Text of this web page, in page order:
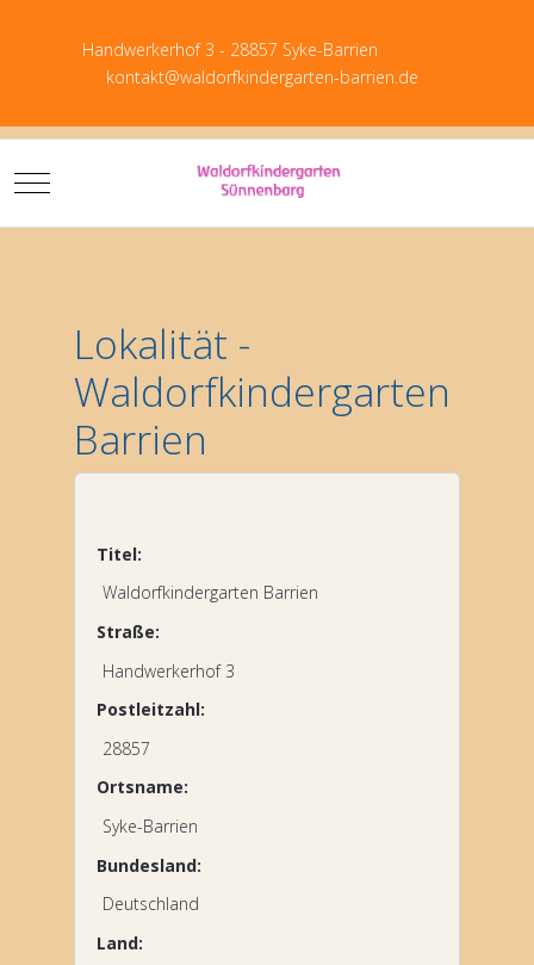
Handwerkerhof 3 - 28857 Syke-Barrien
kontakt@waldorfkindergarten-barrien.de
Mobile Menu Toggle
Lokalität -
Waldorfkindergarten
Barrien
Titel:
Waldorfkindergarten Barrien
Straße:
Handwerkerhof 3
Postleitzahl:
28857
Ortsname:
Syke-Barrien
Bundesland:
Deutschland
Land: